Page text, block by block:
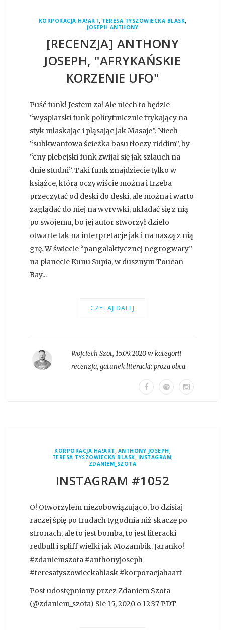
KORPORACJA HA!ART, TERESA TYSZOWIECKA BLASK,
JOSEPH ANTHONY
[RECENZJA] ANTHONY
JOSEPH, "AFRYKAŃSKIE
KORZENIE UFO"
Puść funk! Jestem za! Ale niech to będzie
“wyspiarski funk polirytmicznie trykający na
styk mlaskając i pląsając jak Masaje”. Niech
“subkwantowa ścieżka basu tłoczy riddim”, by
“cny plebejski funk zwijał się jak szlauch na
dnie studni”. Taki funk znajdziecie tylko w
książce, którą oczywiście można i trzeba
przeczytać od deski do deski, ale można i warto
zaglądać do niej na wyrywki, układać się z nią
po swojemu, bo jej autor stworzył dzieło
otwarte tak na interpretacje jak i na naszą z nią
grę. W świecie “pangalaktycznej negrogwary”
na planecie Kunu Supia, w dusznym Toucan
Bay...
CZYTAJ DALEJ
Wojciech Szot, 15.09.2020 w kategorii
recenzja, gatunek literacki:proza obca
KORPORACJA HA!ART , ANTHONY JOSEPH ,
TERESA TYSZOWIECKA BLASK, INSTAGRAM,
ZDANIEM_SZOTA
INSTAGRAM #1052
O! Otworzylem niezobowiązująco, bo dzisiaj
raczej śpię po trudach tygodnia niż skaczę po
stronach, ale to jest bomba, to jest literacki
redbull i spliff wielki jak Mozambik. Jaranko!
#zdaniemszota #anthonyjoseph
#teresatyszowieckablask #korporacjahaart
Post udostępniony przez Zdaniem Szota
(@zdaniem_szota) Sie 15, 2020 o 12:37 PDT